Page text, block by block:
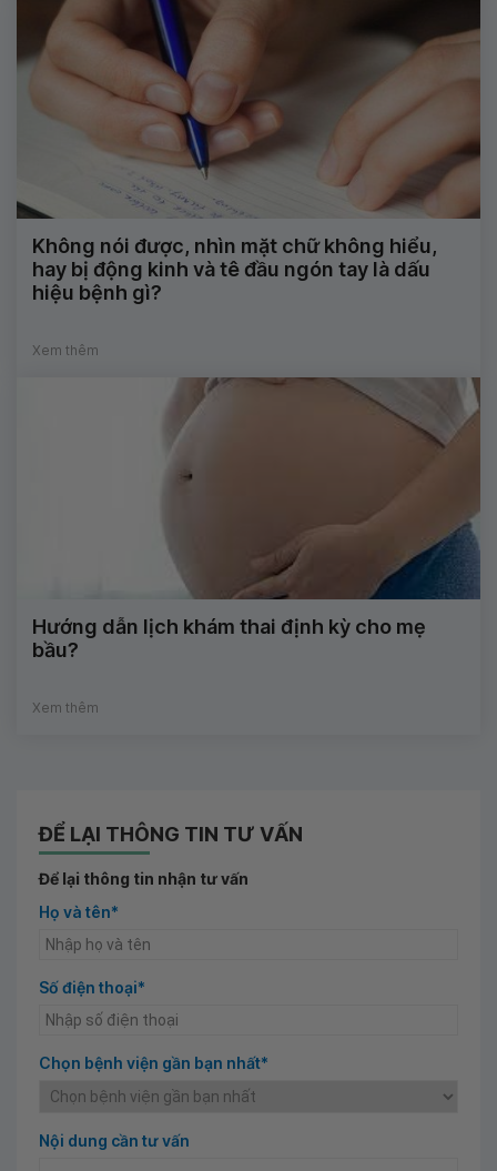
Không nói được, nhìn mặt chữ không hiểu,
hay bị động kinh và tê đầu ngón tay là dấu
hiệu bệnh gì?
Xem thêm
Hướng dẫn lịch khám thai định kỳ cho mẹ
bầu?
Xem thêm
ĐỂ LẠI THÔNG TIN TƯ VẤN
Để lại thông tin nhận tư vấn
Họ và tên*
Số điện thoại*
Chọn bệnh viện gần bạn nhất*
Nội dung cần tư vấn